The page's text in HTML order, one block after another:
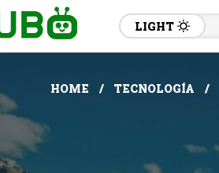
LIGHT
HOME TECNOLOGÍA